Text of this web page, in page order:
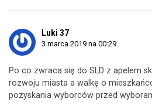
Luki 37
3 marca 2019 na 00:29
Po co zwraca się do SLD z apelem
rozwoju miasta a walkę o
pozyskania wyborców przed